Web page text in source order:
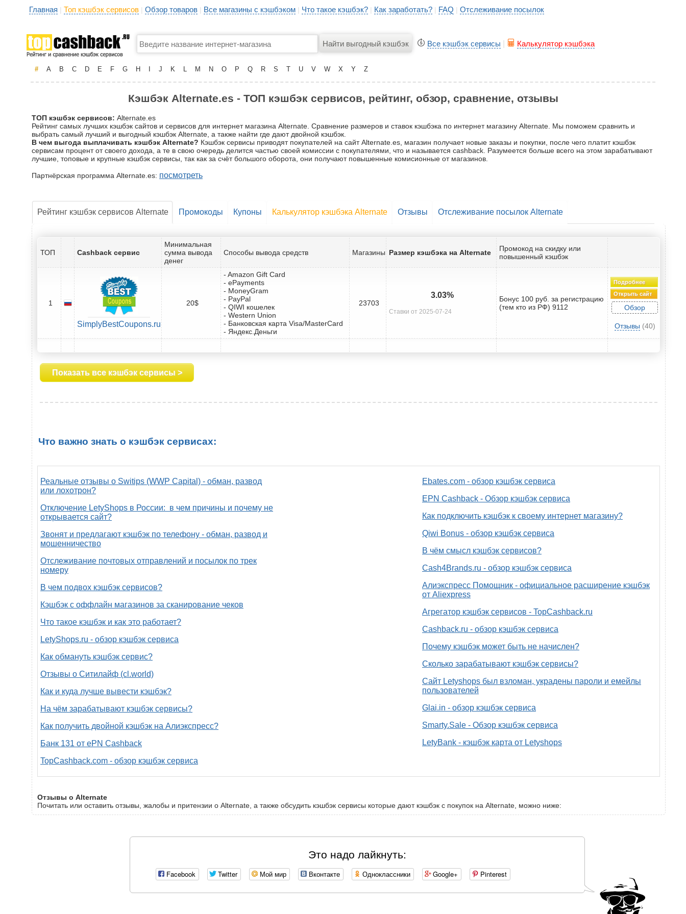
Главная | Топ кэшбэк сервисов | Обзор товаров | Все магазины с кэшбэком | Что такое кэшбэк? | Как заработать? | FAQ | Отслеживание посылок
Все кэшбэк сервисы Калькулятор кэшбэка
# A B C D E F G H J K L M N O P Q R S T U V W X Y Z
Кэшбэк Alternate.es - ТОП кэшбэк сервисов, рейтинг, обзор, сравнение, отзывы
ТОП кэшбэк сервисов: Alternate.es
Рейтинг самых лучших кэшбэк сайтов и сервисов для интернет магазина Alternate. Сравнение размеров и ставок кэшбэка по интернет магазину Alternate. Мы поможем сравнить и
выбрать самый лучший и выгодный кэшбэк Alternate, а также найти где дают двойной кэшбэк.
В чем выгода выплачивать кэшбэк Alternate? Кэшбэк сервисы приводят покупателей на сайт Alternate.es, магазин получает новые заказы и покупки, после чего платит кэшбэк
сервисам процент от своего дохода, а те в свою очередь делится частью своей комиссии с покупателями, что и называется cashback. Разумеется больше всего на этом зарабатывают
лучшие, топовые и крупные кэшбэк сервисы, так как за счёт большого оборота, они получают повышенные комисионные от магазинов.
Партнёрская программа Alternate.es: посмотреть
Рейтинг кэшбэк сервисов Alternate Промокоды Купоны Калькулятор кэшбэка Alternate Отзывы Отслеживание посылок Alternate
ТОП Cashback сервис
Минимальная
сумма вывода
денег
Способы вывода средств Магазины Размер кэшбэка на Alternate
Промокод на скидку или
повышенный кэшбэк
1
SimplyBestCoupons.ru
20$
- Amazon Gift Card
- ePayments
- MoneyGram
- PayPal
- QIWI кошелек
- Western Union
- Банковская карта Visa/MasterCard
- Яндекс.Деньги
23703
3.03%
Ставки от 2025-07-24
Бонус 100 руб. за регистрацию
(тем кто из РФ) 9112
Подробнее
Открыть сайт
Обзор
Отзывы (40)
Показать все кэшбэк сервисы >
Что важно знать о кэшбэк сервисах:
Реальные отзывы о Switips (WWP Capital) - обман, развод
или лохотрон?
Отключение LetyShops в России: в чем причины и почему не
открывается сайт?
Звонят и предлагают кэшбэк по телефону - обман, развод и
мошенничество
Отслеживание почтовых отправлений и посылок по трек
номеру
В чем подвох кэшбэк сервисов?
Кэшбэк с оффлайн магазинов за сканирование чеков
Что такое кэшбэк и как это работает?
LetyShops.ru - обзор кэшбэк сервиса
Как обмануть кэшбэк сервис?
Отзывы о Ситилайф (cl.world)
Как и куда лучше вывести кэшбэк?
На чём зарабатывают кэшбэк сервисы?
Как получить двойной кэшбэк на Алиэкспресс?
Банк 131 от ePN Cashback
TopCashback.com - обзор кэшбэк сервиса
Ebates.com - обзор кэшбэк сервиса
EPN Cashback - Обзор кэшбэк сервиса
Как подключить кэшбэк к своему интернет магазину?
Qiwi Bonus - обзор кэшбэк сервиса
В чём смысл кэшбэк сервисов?
Cash4Brands.ru - обзор кэшбэк сервиса
Алиэкспресс Помощник - официальное расширение кэшбэк
от Aliexpress
Агрегатор кэшбэк сервисов - TopCashback.ru
Cashback.ru - обзор кэшбэк сервиса
Почему кэшбэк может быть не начислен?
Сколько зарабатывают кэшбэк сервисы?
Сайт Letyshops был взломан, украдены пароли и емейлы
пользователей
Glai.in - обзор кэшбэк сервиса
Smarty.Sale - Обзор кэшбэк сервиса
LetyBank - кэшбэк карта от Letyshops
Отзывы о Alternate
Почитать или оставить отзывы, жалобы и притензии о Alternate, а также обсудить кэшбэк сервисы которые дают кэшбэк с покупок на Alternate, можно ниже:
Это надо лайкнуть:
Facebook Twitter Мой мир Вконтакте Одноклассники Google+ Pinterest